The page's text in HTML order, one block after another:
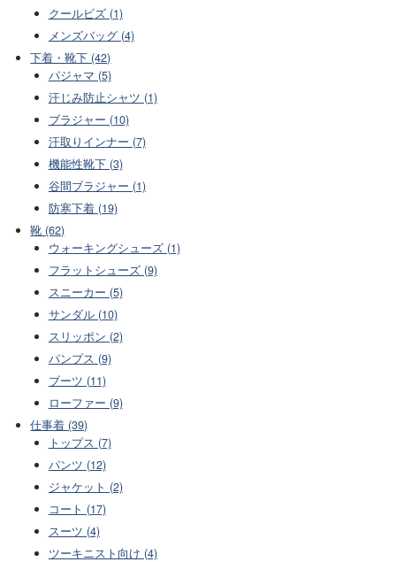
クールビズ (1)
メンズバッグ (4)
下着・靴下 (42)
パジャマ (5)
汗じみ防止シャツ (1)
ブラジャー (10)
汗取りインナー (7)
機能性靴下 (3)
谷間ブラジャー (1)
防寒下着 (19)
靴 (62)
ウォーキングシューズ (1)
フラットシューズ (9)
スニーカー (5)
サンダル (10)
スリッポン (2)
パンプス (9)
ブーツ (11)
ローファー (9)
仕事着 (39)
トップス (7)
パンツ (12)
ジャケット (2)
コート (17)
スーツ (4)
ツーキニスト向け (4)